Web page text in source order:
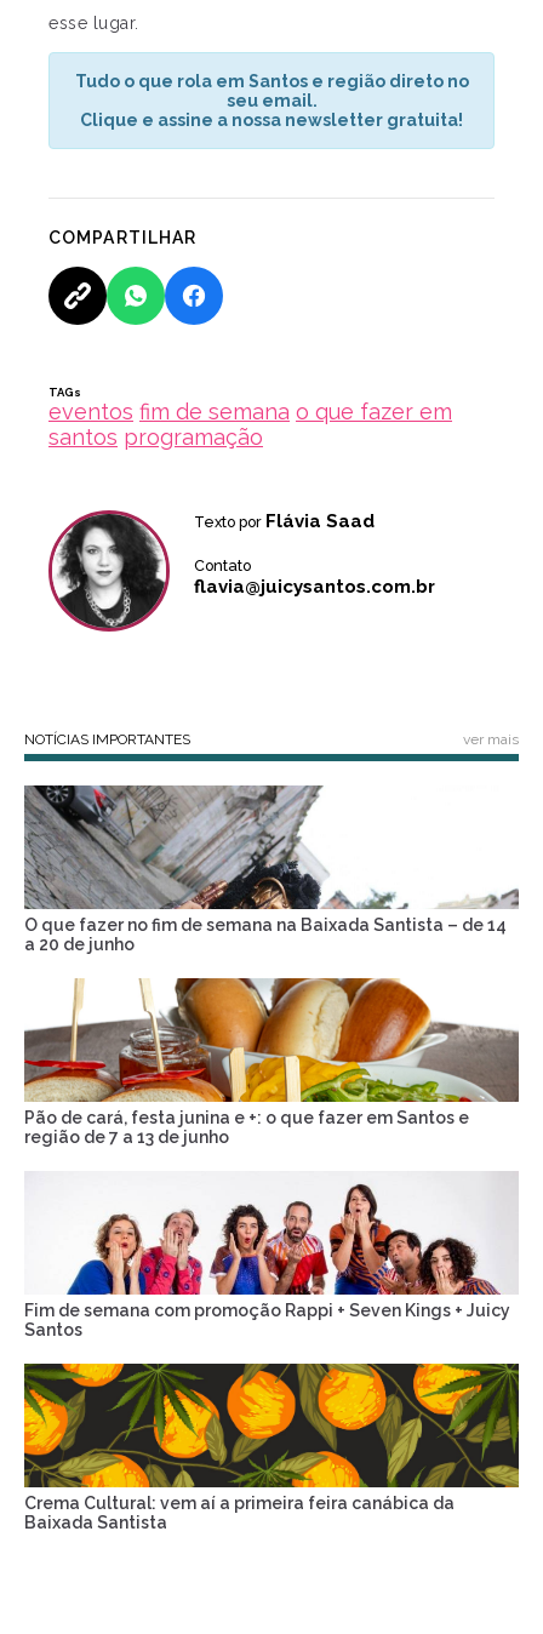
esse lugar.
Tudo o que rola em Santos e região direto no
seu email.
Clique e assine a nossa newsletter gratuita!
COMPARTILHAR
TAGs
eventos fim de semana o que fazer em
santos programação
Texto por Flávia Saad
Contato
flavia@juicysantos.com.br
NOTÍCIAS IMPORTANTES ver mais
O que fazer no fim de semana na Baixada Santista – de 14
a 20 de junho
Pão de cará, festa junina e +: o que fazer em Santos e
região de 7 a 13 de junho
Fim de semana com promoção Rappi + Seven Kings + Juicy
Santos
Crema Cultural: vem aí a primeira feira canábica da
Baixada Santista